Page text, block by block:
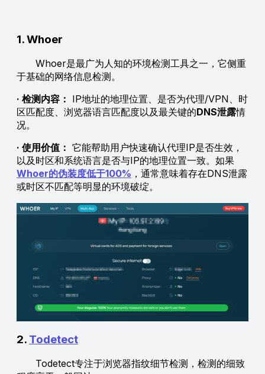
1. Whoer
Whoer是最广为人知的环境检测工具之一，它侧重
于基础的网络信息检测。
· 检测内容： IP地址的地理位置、是否为代理/VPN、时
区匹配度、浏览器语言匹配度以及最关键的DNS泄露情
况。
· 使用价值： 它能帮助用户快速确认代理IP是否生效，
以及时区和系统语言是否与IP的地理位置一致。如果
Whoer的伪装度低于100% ，通常意味着存在DNS泄露
或时区不匹配等明显的环境破绽。
2. Todetect
Todetect专注于浏览器指纹细节检测，检测的细致